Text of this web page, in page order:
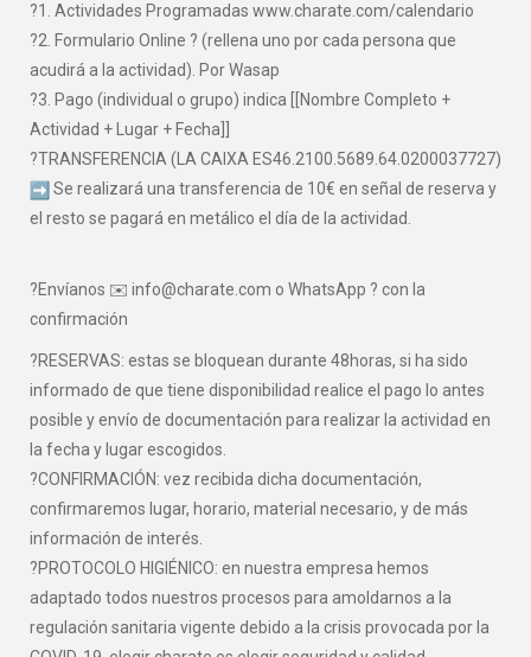
?1. Actividades Programadas www.charate.com/calendario
?2. Formulario Online ? (rellena uno por cada persona que
acudirá a la actividad). Por Wasap
?3. Pago (individual o grupo) indica [[Nombre Completo +
Actividad + Lugar + Fecha]]
?TRANSFERENCIA (LA CAIXA ES46.2100.5689.64.0200037727)
Se realizará una transferencia de 10€ en señal de reserva y
el resto se pagará en metálico el día de la actividad.
?Envíanos ✉️ info@charate.com o WhatsApp ? con la
confirmación
?RESERVAS: estas se bloquean durante 48horas, si ha sido
informado de que tiene disponibilidad realice el pago lo antes
posible y envío de documentación para realizar la actividad en
la fecha y lugar escogidos.
?CONFIRMACIÓN: vez recibida dicha documentación,
confirmaremos lugar, horario, material necesario, y de más
información de interés.
?PROTOCOLO HIGIÉNICO: en nuestra empresa hemos
adaptado todos nuestros procesos para amoldarnos a la
regulación sanitaria vigente debido a la crisis provocada por la